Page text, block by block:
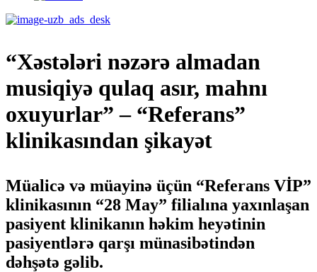
“Xəstələri nəzərə almadan
musiqiyə qulaq asır, mahnı
oxuyurlar” – “Referans”
klinikasından şikayət
Müalicə və müayinə üçün “Referans VİP”
klinikasının “28 May” filialına yaxınlaşan
pasiyent klinikanın həkim heyətinin
pasiyentlərə qarşı münasibətindən
dəhşətə gəlib.